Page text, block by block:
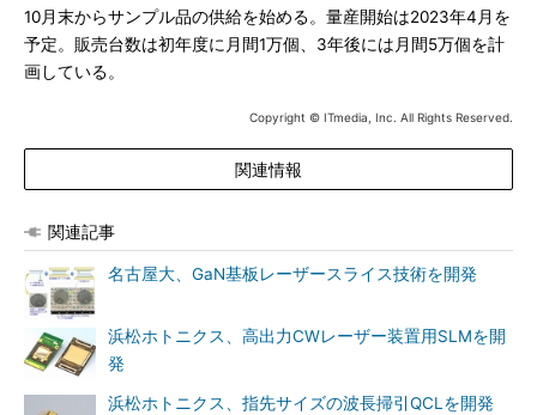
10月末からサンプル品の供給を始める。量産開始は2023年4月を
予定。販売台数は初年度に月間1万個、3年後には月間5万個を計
画している。
Copyright © ITmedia, Inc. All Rights Reserved.
関連情報
関連記事
名古屋大、GaN基板レーザースライス技術を開発
浜松ホトニクス、高出力CWレーザー装置用SLMを開
発
浜松ホトニクス、指先サイズの波長掃引QCLを開発